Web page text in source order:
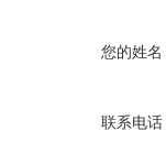
您的姓名
联系电话